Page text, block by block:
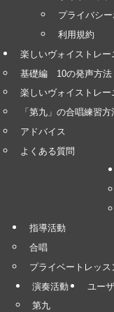
プライバシ
利用規約
楽しいヴォイストレー
基礎編 10の発声方法
楽しいヴォイストレ
「第九」の合唱練習
アドバイス
よくある質問
指導活動
合唱
プライベートレッ
演奏活動
第九
ユー